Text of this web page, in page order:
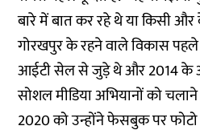
बारे में बात कर रहे थे या किसी
गोरखपुर के रहने वाले विकास पहले
आईटी सेल से जुड़े थे और 2014 के
सोशल मीडिया अभियानों को
2020 को उन्होंने फेसबुक पर